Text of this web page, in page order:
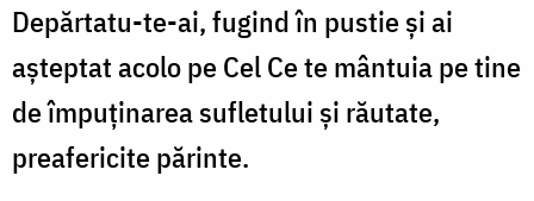
Depărtatu-te-ai, fugind în pustie şi ai
aşteptat acolo pe Cel Ce te mântuia pe tine
de împuţinarea sufletului şi răutate,
preafericite părinte.